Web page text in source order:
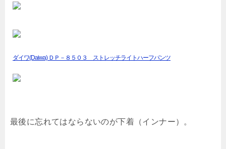
ダイワ(Daiwa) ＤＰ－８５０３ ストレッチライトハーフパンツ
最後に忘れてはならないのが下着（インナー）。